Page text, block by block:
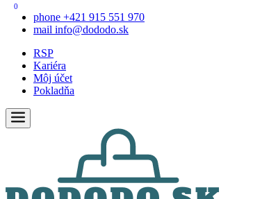
phone +421 915 551 970
mail info@dododo.sk
RSP
Kariéra
Môj účet
Pokladňa
0